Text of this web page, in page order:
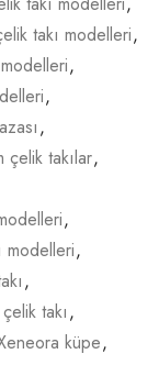
takı modelleri,
,
,
,
çelik takılar,
,
modelleri,
,
takı,
küpe,